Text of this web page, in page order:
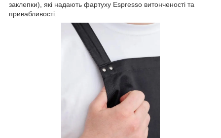
заклепки), які надають фартуху Espresso витонченості та
привабливості.